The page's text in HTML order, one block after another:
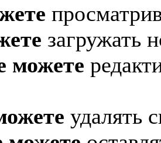
загружать
можете
удалять